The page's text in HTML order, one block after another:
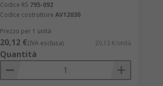
Codice RS 795-092
Codice costruttore AV12030
Prezzo per 1 unità
20,12 €(IVA esclusa) 20,12 €/unità
Quantità